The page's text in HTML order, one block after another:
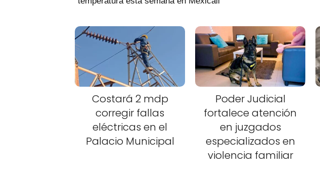
Costará 2 mdp
corregir fallas
eléctricas en el
Palacio Municipal
Poder Judicial
fortalece atención
en juzgados
especializados en
violencia familiar